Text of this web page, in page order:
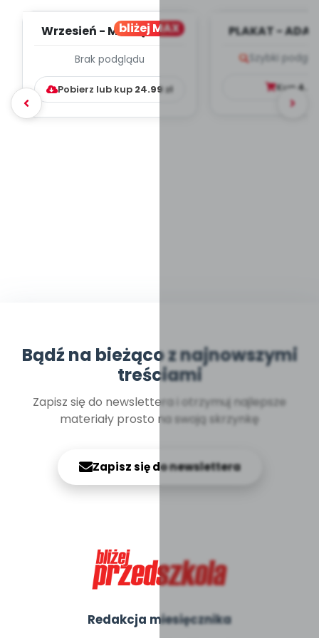
bliżej MAX
Wrzesień - MIESIĘCZNY
WYCHOWAWCZO –
DYDAKTYC...
Brak podglądu
Pobierz lub kup 24.99 zł
PLAKAT -
Szybki
Kup
Bądź na bieżąco z najnowszymi
treściami
Zapisz się do newslettera i otrzymuj najlepsze
materiały prosto na swoją skrzynkę
Zapisz się do newslettera
Redakcja miesięcznika